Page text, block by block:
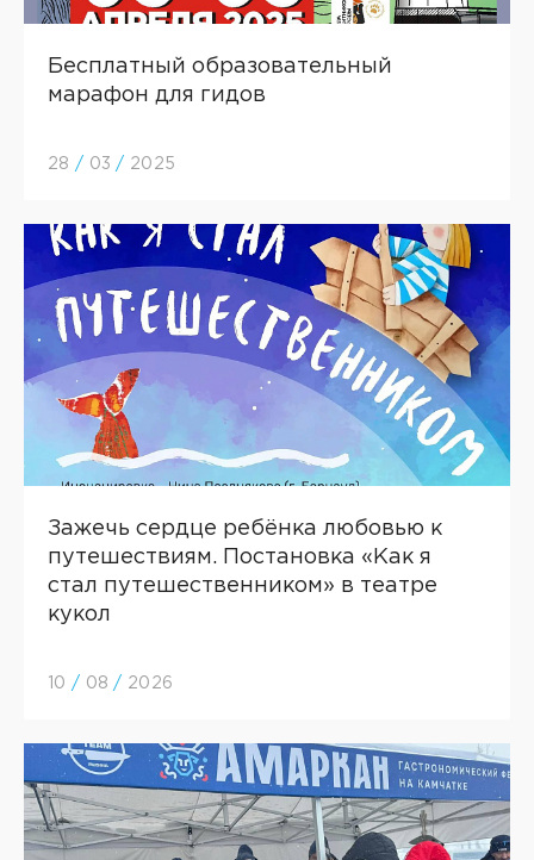
Бесплатный образовательный
марафон для гидов
28 / 03 / 2025
Зажечь сердце ребёнка любовью к
путешествиям. Постановка «Как я
стал путешественником» в театре
кукол
10 / 08 / 2026